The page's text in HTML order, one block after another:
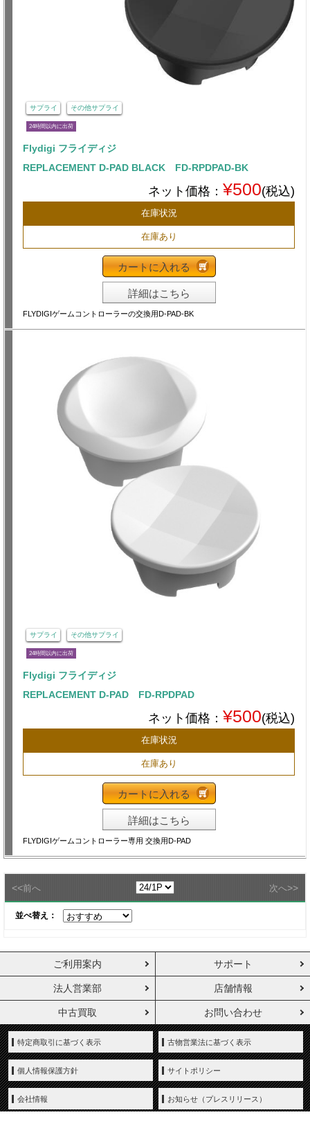
サプライ その他サプライ
24時間以内に出荷
Flydigi フライディジ
REPLACEMENT D-PAD BLACK FD-RPDPAD-BK
ネット価格： ¥500(税込)
在庫状況
在庫あり
カートに入れる
詳細はこちら
FLYDIGIゲームコントローラーの交換用D-PAD-BK
サプライ その他サプライ
24時間以内に出荷
Flydigi フライディジ
REPLACEMENT D-PAD FD-RPDPAD
ネット価格： ¥500(税込)
在庫状況
在庫あり
カートに入れる
詳細はこちら
FLYDIGIゲームコントローラー専用 交換用D-PAD
<<前へ 次へ>>
並べ替え：
ご利用案内 サポート
法人営業部 店舗情報
中古買取 お問い合わせ
特定商取引に基づく表示 古物営業法に基づく表示
個人情報保護方針 サイトポリシー
会社情報 お知らせ（プレスリリース）